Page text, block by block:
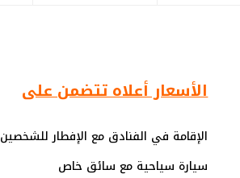
الأسعار أعلاه تتضمن على
الإقامة في الفنادق مع الإفطار للشخصين
سيارة سياحية مع سائق خاص